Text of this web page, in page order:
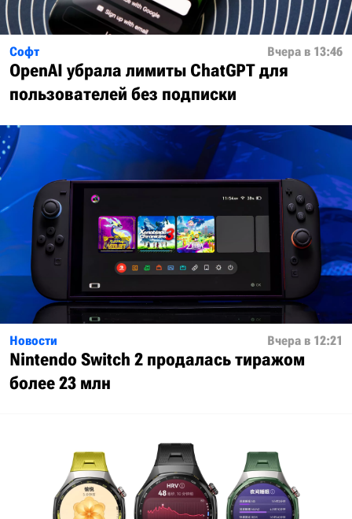
Софт Вчера в 13:46
OpenAI убрала лимиты ChatGPT для
пользователей без подписки
Новости Вчера в 12:21
Nintendo Switch 2 продалась тиражом
более 23 млн